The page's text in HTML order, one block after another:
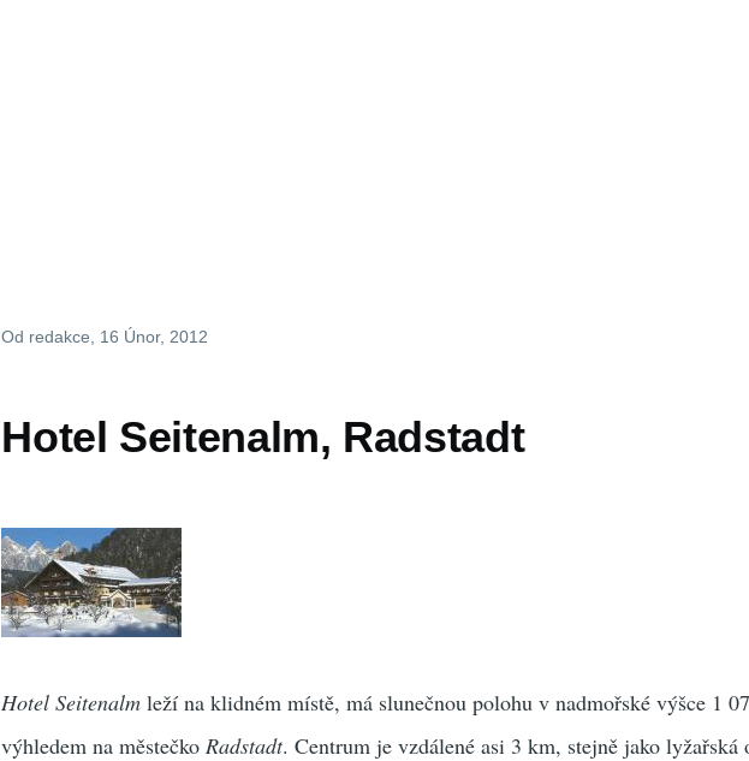
Od redakce , 16 Únor, 2012
Hotel Seitenalm, Radstadt
Hotel Seitenalm leží na klidném místě, má slunečnou polohu v nadmořské výšce 1
výhledem na městečko Radstadt. Centrum je vzdálené asi 3 km, stejně jako